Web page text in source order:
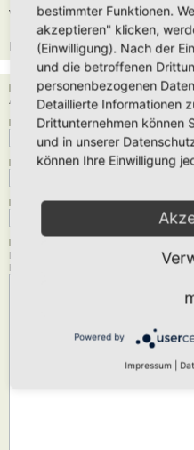
Viele Grüße
Robert
Empfänger:
Administrator
Deine E-Mail-Adresse:
Dein Name:
Betreff:
Nachrichtentext:
Diese Nachricht wird als reiner Text
BBCode. Als Antwort-Adresse für die E-
bestimmter Funktionen.
akzeptieren" klicken,
(Einwilligung). Nach der
und die betroffenen
personenbezogenen
Detaillierte Informationen
Drittunternehmen können
und in unserer
können Ihre Einwilligung
Powered by
Impressum